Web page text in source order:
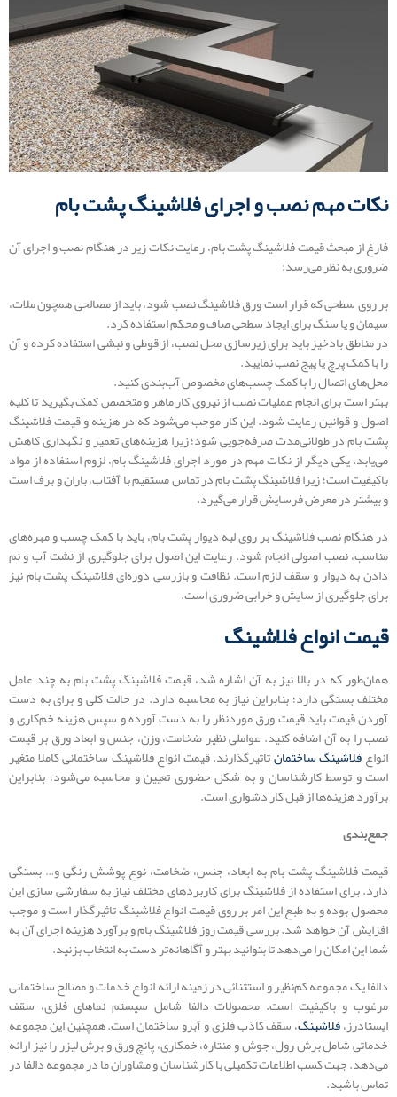
نکات مهم نصب و اجرای فلاشینگ پشت بام
فارغ از مبحث قیمت فلاشینگ پشت بام، رعایت نکات زیر در هنگام نصب و اجرای آن
ضروری به نظر می‌رسد:
بر روی سطحی که قرار است ورق فلاشینگ نصب شود، باید از مصالحی همچون ملات،
سیمان و یا سنگ برای ایجاد سطحی صاف و محکم استفاده کرد.
در مناطق بادخیز باید برای زیرسازی محل نصب، از قوطی و نبشی استفاده کرده و آن
را با کمک پرچ یا پیج نصب نمایید.
محل‌های اتصال را با کمک چسب‌های مخصوص آب‌بندی کنید.
بهتر است برای انجام عملیات نصب از نیروی کار ماهر و متخصص کمک بگیرید تا کلیه
اصول و قوانین رعایت شود. این کار موجب می‌شود که در هزینه و قیمت فلاشینگ
پشت بام در طولانی‌مدت صرفه‌جویی شود؛ زیرا هزینه‌های تعمیر و نگهداری کاهش
می‌یابد. یکی دیگر از نکات مهم در مورد اجرای فلاشینگ بام، لزوم استفاده از مواد
باکیفیت است؛ زیرا فلاشینگ پشت بام در تماس مستقیم با آفتاب، باران و برف است
و بیشتر در معرض فرسایش قرار می‌گیرد.
در هنگام نصب فلاشینگ بر روی لبه دیوار پشت بام، باید با کمک چسب و مهره‌های
مناسب، نصب اصولی انجام شود. رعایت این اصول برای جلوگیری از نشت آب و نم
دادن به دیوار و سقف لازم است. نظافت و بازرسی دوره‌ای فلاشینگ پشت بام نیز
برای جلوگیری از سایش و خرابی ضروری است.
قیمت انواع فلاشینگ
همان‌طور که در بالا نیز به آن اشاره شد، قیمت فلاشینگ پشت بام به چند عامل
مختلف بستگی دارد؛ بنابراین نیاز به محاسبه دارد. در حالت کلی و برای به دست
آوردن قیمت باید قیمت ورق موردنظر را به دست آورده و سپس هزینه خم‌کاری و
نصب را به آن اضافه کنید. عواملی نظیر ضخامت، وزن، جنس و ابعاد ورق بر قیمت
انواعفلاشینگ ساختمانتاثیرگذارند. قیمت انواع فلاشینگ ساختمانی کاملا متغیر
است و توسط کارشناسان و به شکل حضوری تعیین و محاسبه می‌شود؛ بنابراین
برآورد هزینه‌ها از قبل کار دشواری است.
جمع‌بندی
قیمت فلاشینگ پشت بام به ابعاد، جنس، ضخامت، نوع پوشش رنگی و… بستگی
دارد. برای استفاده از فلاشینگ برای کاربردهای مختلف نیاز به سفارشی سازی این
محصول بوده و به طبع این امر بر روی قیمت انواع فلاشینگ تاثیرگذار است و موجب
افزایش آن خواهد شد. بررسی قیمت روز فلاشینگ بام و برآورد هزینه اجرای آن به
شما این امکان را می‌دهد تا بتوانید بهتر و آگاهانه‌تر دست به انتخاب بزنید.
دالفا یک مجموعه کم‌نظیر و استثنائی در زمینه ارائه انواع خدمات و مصالح ساختمانی
مرغوب و باکیفیت است. محصولات دالفا شامل سیستم نماهای فلزی، سقف
ایستادرز،فلاشینگ، سقف کاذب فلزی و آبرو ساختمان است. همچنین این مجموعه
خدماتی شامل برش رول، جوش و منتاره، خمکاری، پانچ ورق و برش لیزر را نیز ارائه
می‌دهد. جهت کسب اطلاعات تکمیلی با کارشناسان و مشاوران ما در مجموعه دالفا در
تماس باشید.